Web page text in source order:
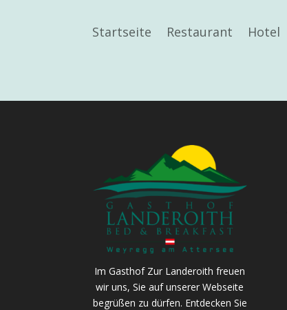
Startseite Restaurant Hotel
Im Gasthof Zur Landeroith freuen
wir uns, Sie auf unserer Webseite
begrüßen zu dürfen. Entdecken Sie